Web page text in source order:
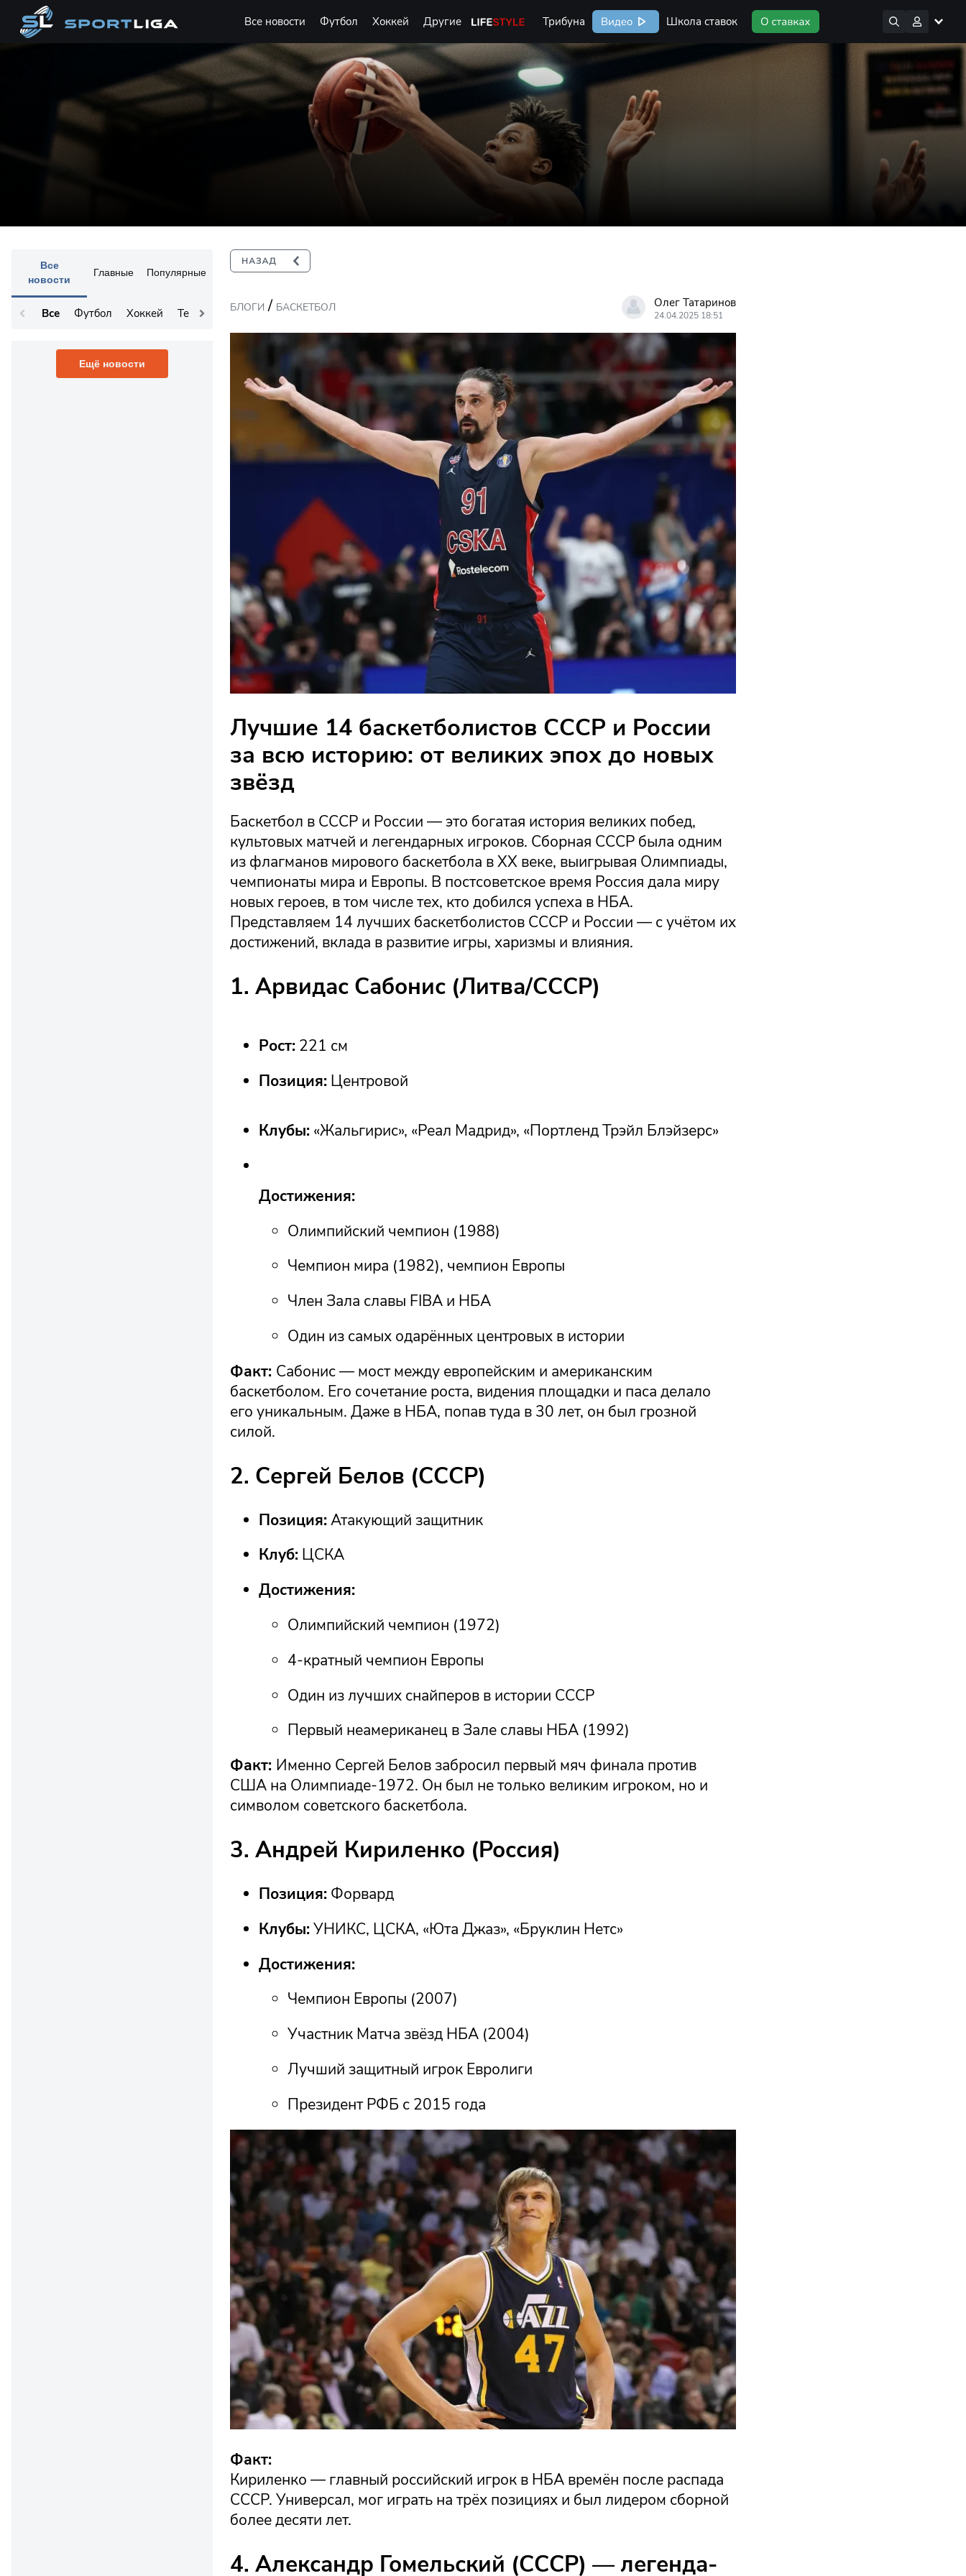
Все новости Футбол Хоккей Другие Life Style Трибуна Видео Школа ставок
Все
новости
Главные Популярные
Все Футбол Хоккей Теннис Остальное
Ещё новости
БЛОГИ / БАСКЕТБОЛ Олег Татаринов
24.04.2025 18:51
Лучшие 14 баскетболистов СССР и России
за всю историю: от великих эпох до новых
звёзд
Баскетбол в СССР и России — это богатая история великих побед,
культовых матчей и легендарных игроков. Сборная СССР была одним
из флагманов мирового баскетбола в XX веке, выигрывая Олимпиады,
чемпионаты мира и Европы. В постсоветское время Россия дала миру
новых героев, в том числе тех, кто добился успеха в НБА.
Представляем 14 лучших баскетболистов СССР и России — с учётом их
достижений, вклада в развитие игры, харизмы и влияния.
1. Арвидас Сабонис (Литва/СССР)
Рост: 221 см
Позиция: Центровой
Клубы: «Жальгирис», «Реал Мадрид», «Портленд Трэйл Блэйзерс»
Достижения:
Олимпийский чемпион (1988)
Чемпион мира (1982), чемпион Европы
Член Зала славы FIBA и НБА
Один из самых одарённых центровых в истории
Факт: Сабонис — мост между европейским и американским
баскетболом. Его сочетание роста, видения площадки и паса делало
его уникальным. Даже в НБА, попав туда в 30 лет, он был грозной
силой.
2. Сергей Белов (СССР)
Позиция: Атакующий защитник
Клуб: ЦСКА
Достижения:
Олимпийский чемпион (1972)
4-кратный чемпион Европы
Один из лучших снайперов в истории СССР
Первый неамериканец в Зале славы НБА (1992)
Факт: Именно Сергей Белов забросил первый мяч финала против
США на Олимпиаде-1972. Он был не только великим игроком, но и
символом советского баскетбола.
3. Андрей Кириленко (Россия)
Позиция: Форвард
Клубы: УНИКС, ЦСКА, «Юта Джаз», «Бруклин Нетс»
Достижения:
Чемпион Европы (2007)
Участник Матча звёзд НБА (2004)
Лучший защитный игрок Евролиги
Президент РФБ с 2015 года
Факт:
Кириленко — главный российский игрок в НБА времён после распада
СССР. Универсал, мог играть на трёх позициях и был лидером сборной
более десяти лет.
4. Александр Гомельский (СССР) — легенда-